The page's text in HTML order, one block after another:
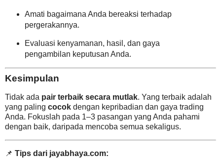
Amati bagaimana Anda bereaksi terhadap
pergerakannya.
Evaluasi kenyamanan, hasil, dan gaya
pengambilan keputusan Anda.
Kesimpulan
Tidak ada pair terbaik secara mutlak. Yang terbaik adalah
yang paling cocok dengan kepribadian dan gaya trading
Anda. Fokuslah pada 1–3 pasangan yang Anda pahami
dengan baik, daripada mencoba semua sekaligus.
📌 Tips dari jayabhaya.com: